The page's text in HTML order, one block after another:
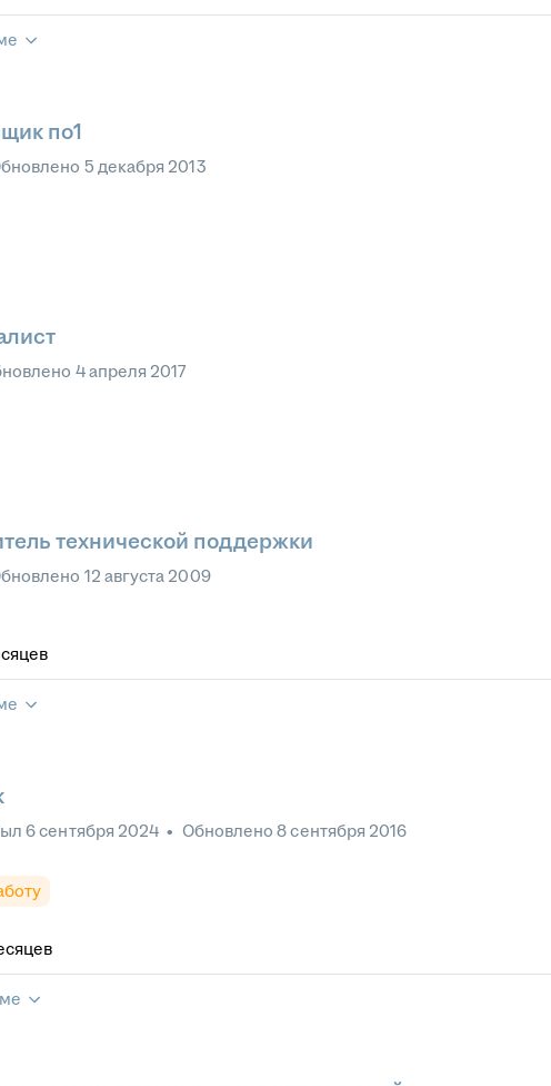
по1
5 декабря 2013
4 апреля 2017
технической поддержки
12 августа 2009
6 сентября 2024 • Обновлено8 сентября 2016